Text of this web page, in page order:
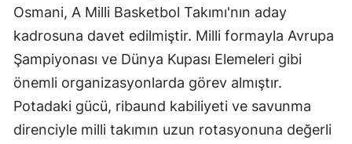
Osmani, A Milli Basketbol Takımı'nın aday
kadrosuna davet edilmiştir. Milli formayla Avrupa
Şampiyonası ve Dünya Kupası Elemeleri gibi
önemli organizasyonlarda görev almıştır.
Potadaki gücü, ribaund kabiliyeti ve savunma
direnciyle milli takımın uzun rotasyonuna değerli